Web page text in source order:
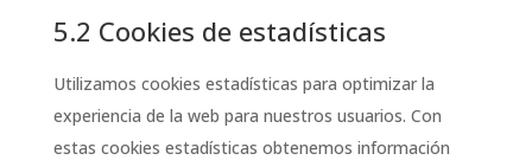
5.2 Cookies de estadísticas
Utilizamos cookies estadísticas para optimizar la
experiencia de la web para nuestros usuarios. Con
estas cookies estadísticas obtenemos información